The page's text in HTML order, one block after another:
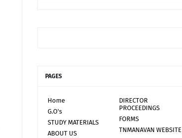
PAGES
Home
DIRECTOR
PROCEEDINGS
G.O's
FORMS
STUDY MATERIALS
TNMANAVAN WEBSITE
ABOUT US